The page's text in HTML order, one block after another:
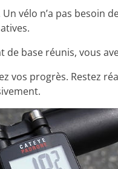
vélo n’a pas
de base réunis, vous
vos progrès. Restez